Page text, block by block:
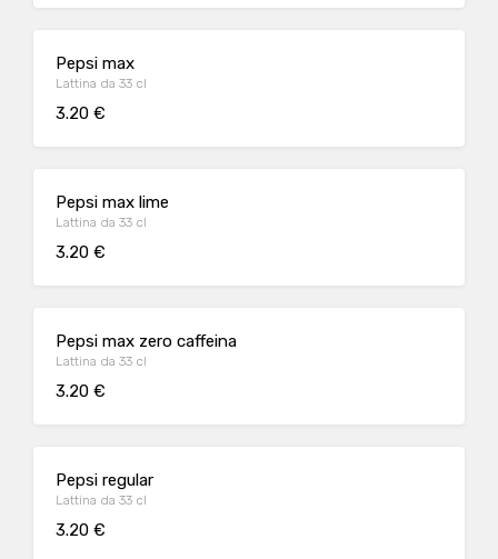
Pepsi max
Lattina da 33 cl
3.20 €
Pepsi max lime
Lattina da 33 cl
3.20 €
Pepsi max zero caffeina
Lattina da 33 cl
3.20 €
Pepsi regular
Lattina da 33 cl
3.20 €